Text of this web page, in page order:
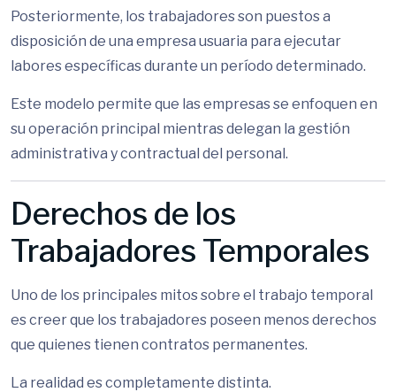
Posteriormente, los trabajadores son puestos a
disposición de una empresa usuaria para ejecutar
labores específicas durante un período determinado.
Este modelo permite que las empresas se enfoquen en
su operación principal mientras delegan la gestión
administrativa y contractual del personal.
Derechos de los
Trabajadores Temporales
Uno de los principales mitos sobre el trabajo temporal
es creer que los trabajadores poseen menos derechos
que quienes tienen contratos permanentes.
La realidad es completamente distinta.